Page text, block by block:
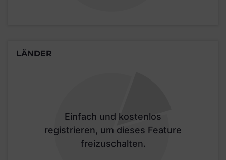
LÄNDER
Einfach und kostenlos
registrieren, um dieses Feature
freizuschalten.